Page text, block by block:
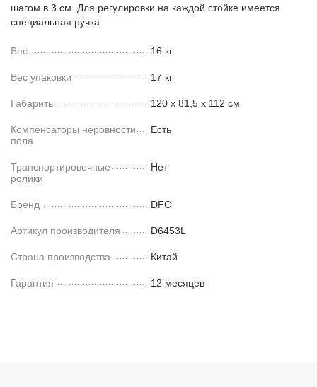
шагом в 3 см. Для регулировки на каждой стойке имеется
специальная ручка.
Вес 16 кг
Вес упаковки 17 кг
Габариты 120 х 81,5 х 112 см
Компенсаторы неровности
пола
Есть
Транспортировочные
ролики
Нет
Бренд DFC
Артикул производителя D6453L
Страна производства Китай
Гарантия 12 месяцев